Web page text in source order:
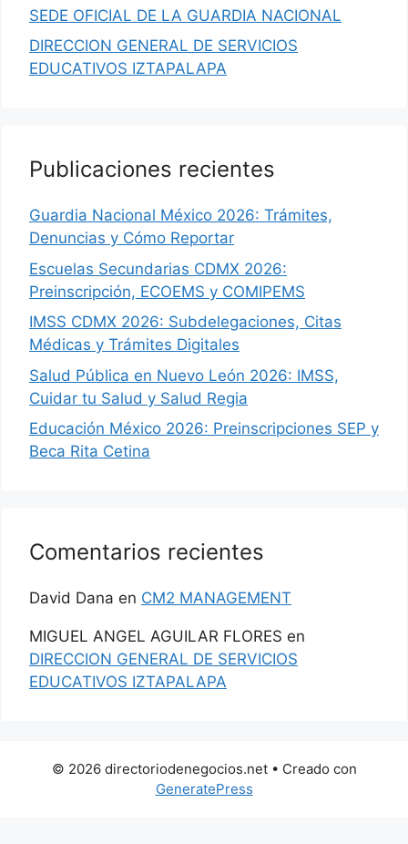
SEDE OFICIAL DE LA GUARDIA NACIONAL
DIRECCION GENERAL DE SERVICIOS
EDUCATIVOS IZTAPALAPA
Publicaciones recientes
Guardia Nacional México 2026: Trámites,
Denuncias y Cómo Reportar
Escuelas Secundarias CDMX 2026:
Preinscripción, ECOEMS y COMIPEMS
IMSS CDMX 2026: Subdelegaciones, Citas
Médicas y Trámites Digitales
Salud Pública en Nuevo León 2026: IMSS,
Cuidar tu Salud y Salud Regia
Educación México 2026: Preinscripciones SEP y
Beca Rita Cetina
Comentarios recientes
David Dana en CM2 MANAGEMENT
MIGUEL ANGEL AGUILAR FLORES en
DIRECCION GENERAL DE SERVICIOS
EDUCATIVOS IZTAPALAPA
© 2026 directoriodenegocios.net• Creado con
GeneratePress